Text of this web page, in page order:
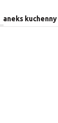
aneks kuchenny